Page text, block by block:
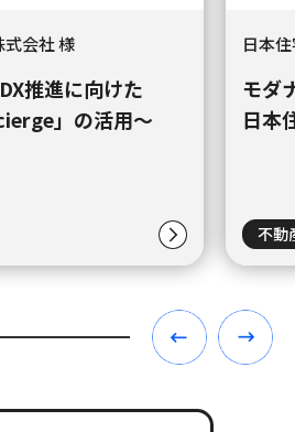
会社 様
推進に向けた
」の活用～
日本
モダ
日本
不動